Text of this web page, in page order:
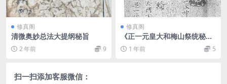
修真阁
清微奥妙总法大提纲秘旨
2 年前 9
修真阁
《正一元皇大和梅山祭统秘诀
一宗》黑白
1 年前 5
扫一扫添加客服微信：